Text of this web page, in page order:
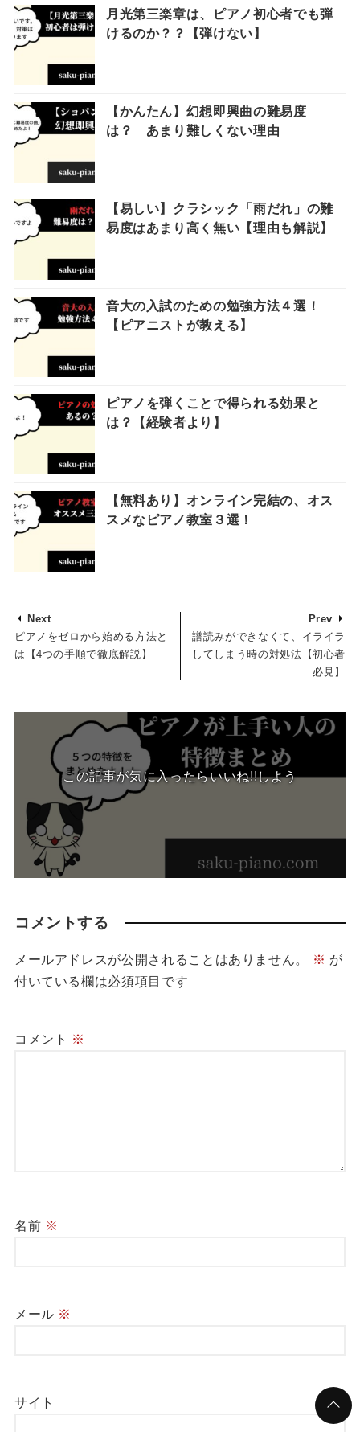
月光第三楽章は、ピアノ初心者でも弾
けるのか？？【弾けない】
【かんたん】幻想即興曲の難易度
は？ あまり難しくない理由
【易しい】クラシック「雨だれ」の難
易度はあまり高く無い【理由も解説】
音大の入試のための勉強方法４選！
【ピアニストが教える】
ピアノを弾くことで得られる効果と
は？【経験者より】
【無料あり】オンライン完結の、オス
スメなピアノ教室３選！
Next
ピアノをゼロから始める方法と
は【4つの手順で徹底解説】
Prev
譜読みができなくて、イライラ
してしまう時の対処法【初心者
必見】
この記事が気に入ったらいいね!!しよう
コメントする
メールアドレスが公開されることはありません。 ※ が
付いている欄は必須項目です
コメント ※
名前 ※
メール ※
サイト